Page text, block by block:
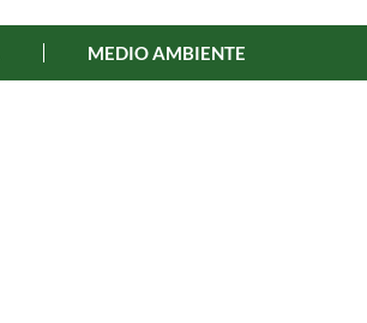
MEDIO AMBIENTE